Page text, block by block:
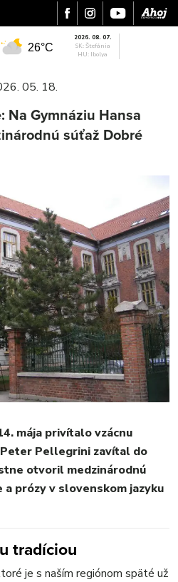
MESTO
REGIÓN
ŠPORT
FOTKY
VIDEO
26°C
2026. 08. 07.
SK: Štefánia
HU: Ibolya
05. 18.
Na Gymnáziu Hansa
súťaž Dobré
mája privítalo vzácnu
Pellegrini zavítal do
otvoril medzinárodnú
a prózy v slovenskom jazyku
tradíciou
je s naším regiónom späté už